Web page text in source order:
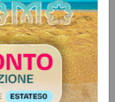
L’ESPERTO